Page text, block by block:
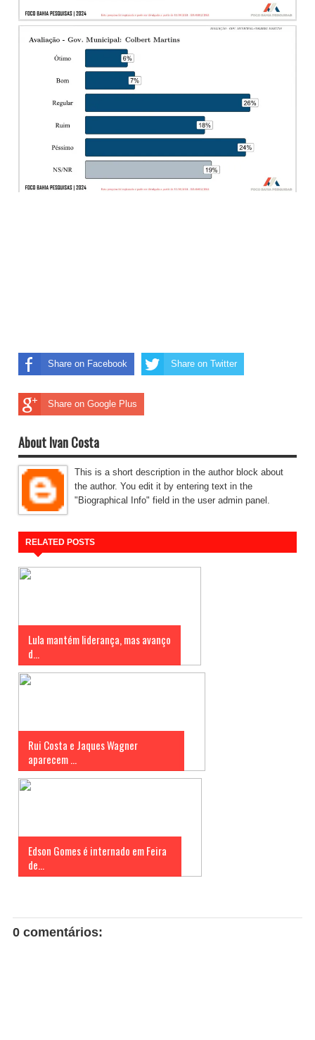
Share on Facebook Share on Twitter
Share on Google Plus
About Ivan Costa
This is a short description in the author block about
the author. You edit it by entering text in the
"Biographical Info" field in the user admin panel.
RELATED POSTS
Lula mantém liderança, mas avanço
d...
Rui Costa e Jaques Wagner
aparecem ...
Edson Gomes é internado em Feira
de...
0 comentários: